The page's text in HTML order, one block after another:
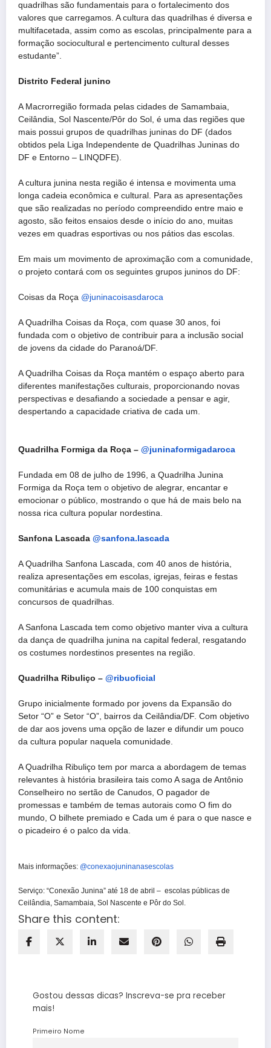
quadrilhas são fundamentais para o fortalecimento dos
valores que carregamos. A cultura das quadrilhas é diversa e
multifacetada, assim como as escolas, principalmente para a
formação sociocultural e pertencimento cultural desses
estudante”.
Distrito Federal junino
A Macrorregião formada pelas cidades de Samambaia,
Ceilândia, Sol Nascente/Pôr do Sol, é uma das regiões que
mais possui grupos de quadrilhas juninas do DF (dados
obtidos pela Liga Independente de Quadrilhas Juninas do
DF e Entorno – LINQDFE).
A cultura junina nesta região é intensa e movimenta uma
longa cadeia econômica e cultural. Para as apresentações
que são realizadas no período compreendido entre maio e
agosto, são feitos ensaios desde o início do ano, muitas
vezes em quadras esportivas ou nos pátios das escolas.
Em mais um movimento de aproximação com a comunidade,
o projeto contará com os seguintes grupos juninos do DF:
Coisas da Roça @juninacoisasdaroca
A Quadrilha Coisas da Roça, com quase 30 anos, foi
fundada com o objetivo de contribuir para a inclusão social
de jovens da cidade do Paranoá/DF.
A Quadrilha Coisas da Roça mantém o espaço aberto para
diferentes manifestações culturais, proporcionando novas
perspectivas e desafiando a sociedade a pensar e agir,
despertando a capacidade criativa de cada um.
Quadrilha Formiga da Roça – @juninaformigadaroca
Fundada em 08 de julho de 1996, a Quadrilha Junina
Formiga da Roça tem o objetivo de alegrar, encantar e
emocionar o público, mostrando o que há de mais belo na
nossa rica cultura popular nordestina.
Sanfona Lascada @sanfona.lascada
A Quadrilha Sanfona Lascada, com 40 anos de história,
realiza apresentações em escolas, igrejas, feiras e festas
comunitárias e acumula mais de 100 conquistas em
concursos de quadrilhas.
A Sanfona Lascada tem como objetivo manter viva a cultura
da dança de quadrilha junina na capital federal, resgatando
os costumes nordestinos presentes na região.
Quadrilha Ribuliço – @ribuoficial
Grupo inicialmente formado por jovens da Expansão do
Setor “O” e Setor “O”, bairros da Ceilândia/DF. Com objetivo
de dar aos jovens uma opção de lazer e difundir um pouco
da cultura popular naquela comunidade.
A Quadrilha Ribuliço tem por marca a abordagem de temas
relevantes à história brasileira tais como A saga de Antônio
Conselheiro no sertão de Canudos, O pagador de
promessas e também de temas autorais como O fim do
mundo, O bilhete premiado e Cada um é para o que nasce e
o picadeiro é o palco da vida.
Mais informações: @conexaojuninanasescolas
Serviço: “Conexão Junina” até 18 de abril – escolas públicas de
Ceilândia, Samambaia, Sol Nascente e Pôr do Sol.
Share this content:
Gostou dessas dicas? Inscreva-se pra receber
mais!
Primeiro Nome